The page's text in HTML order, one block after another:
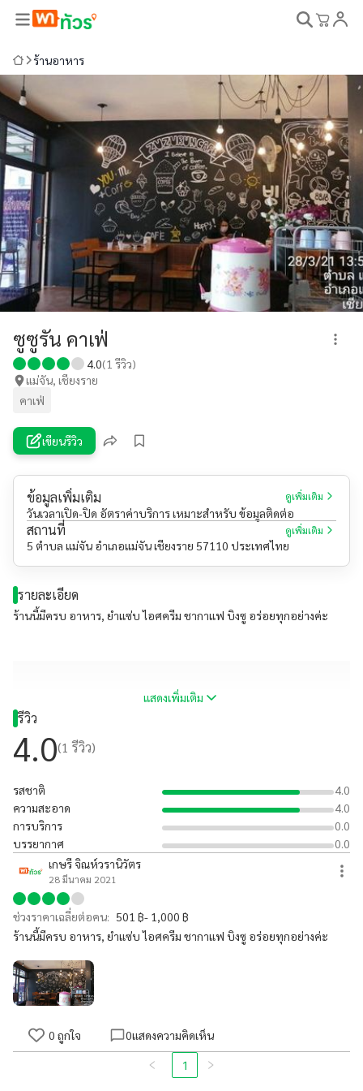
ร้านอาหาร
ซูซูรัน คาเฟ่
4.0(1 รีวิว)
แม่จัน, เชียงราย
คาเฟ่
เขียนรีวิว
ข้อมูลเพิ่มเติม ดูเพิ่มเติม
วันเวลาเปิด-ปิด อัตราค่าบริการ เหมาะสำหรับ ข้อมูลติดต่อ
สถานที่ ดูเพิ่มเติม
5 ตำบล แม่จัน อำเภอแม่จัน เชียงราย 57110 ประเทศไทย
รายละเอียด
ร้านนี้มีครบ​ อาหาร, ยำแซ่บ ไอศครีม​ ชากาแฟ​ บิงซู อร่อยทุกอย่างค่ะ
แสดงเพิ่มเติม
รีวิว
4.0(1 รีวิว)
รสชาติ
4.0
ความสะอาด
4.0
การบริการ
0.0
บรรยากาศ
0.0
เกษรี​ จิณห์วรานิวัตร
28 มีนาคม 2021
ช่วงราคาเฉลี่ยต่อคน: 501 ฿- 1,000 ฿
ร้านนี้มีครบ​ อาหาร, ยำแซ่บ ไอศครีม​ ชากาแฟ​ บิงซู อร่อยทุกอย่างค่ะ
0 ถูกใจ 0แสดงความคิดเห็น
1